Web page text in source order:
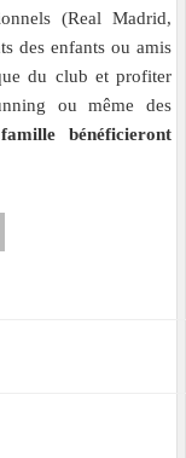
(Real Madrid,
des enfants ou amis
du club et profiter
ou même des
bénéficieront